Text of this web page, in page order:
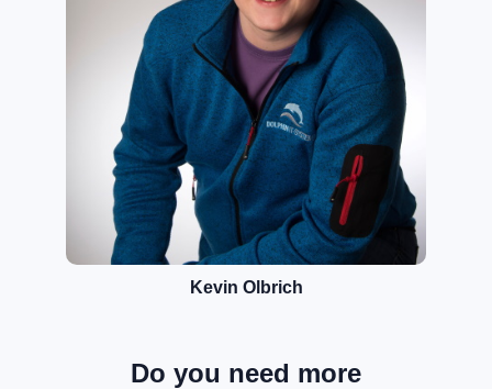
Kevin Olbrich
Do you need more